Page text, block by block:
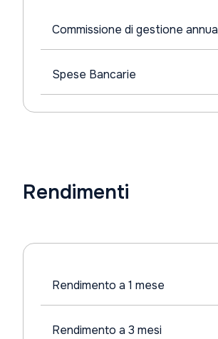
Commissione di gestione annua
Spese Bancarie
Rendimenti
Rendimento a 1 mese
Rendimento a 3 mesi